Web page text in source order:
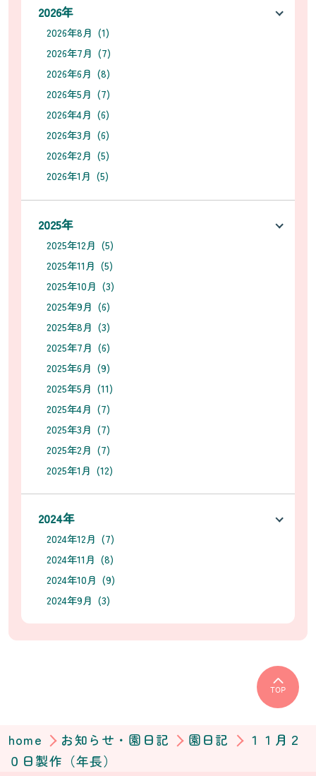
2026年
2026年8月 (1)
2026年7月 (7)
2026年6月 (8)
2026年5月 (7)
2026年4月 (6)
2026年3月 (6)
2026年2月 (5)
2026年1月 (5)
2025年
2025年12月 (5)
2025年11月 (5)
2025年10月 (3)
2025年9月 (6)
2025年8月 (3)
2025年7月 (6)
2025年6月 (9)
2025年5月 (11)
2025年4月 (7)
2025年3月 (7)
2025年2月 (7)
2025年1月 (12)
2024年
2024年12月 (7)
2024年11月 (8)
2024年10月 (9)
2024年9月 (3)
TOP
home お知らせ・園日記 園日記
１１月２
０日製作（年長）